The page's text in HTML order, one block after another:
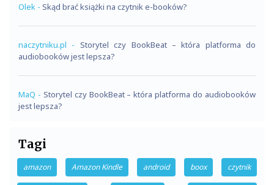
Olek - Skąd brać książki na czytnik e-booków?
naczytniku.pl - Storytel czy BookBeat – która platforma do
audiobooków jest lepsza?
MaQ - Storytel czy BookBeat – która platforma do audiobooków
jest lepsza?
Tagi
amazon Amazon Kindle android boox czytnik